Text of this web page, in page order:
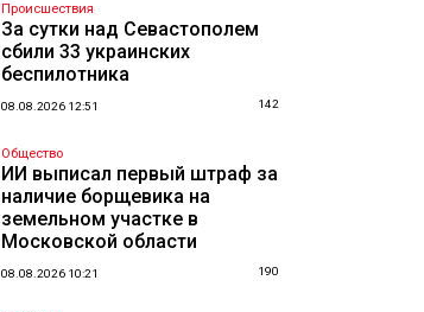
Происшествия
За сутки над Севастополем
сбили 33 украинских
беспилотника
08.08.2026 12:51 142
Общество
ИИ выписал первый штраф за
наличие борщевика на
земельном участке в
Московской области
08.08.2026 10:21 190